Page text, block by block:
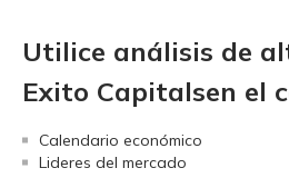
Utilice análisis de
Exito Capitalsen el
Calendario económico
Lideres del mercado